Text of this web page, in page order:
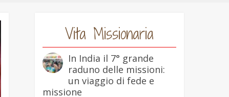
Vita Missionaria
In India il 7° grande
raduno delle missioni:
un viaggio di fede e
missione